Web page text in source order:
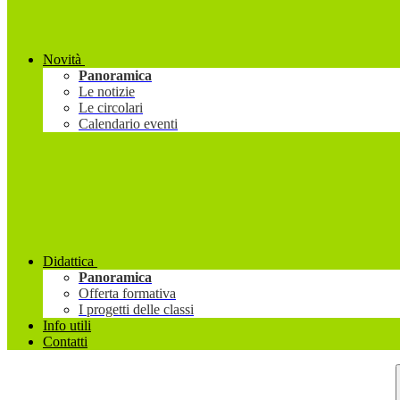
Novità
Panoramica
Le notizie
Le circolari
Calendario eventi
Didattica
Panoramica
Offerta formativa
I progetti delle classi
Info utili
Contatti